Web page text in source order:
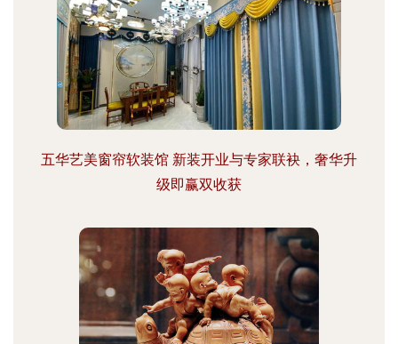
五华艺美窗帘软装馆 新装开业与专家联袂，奢华升
级即赢双收获